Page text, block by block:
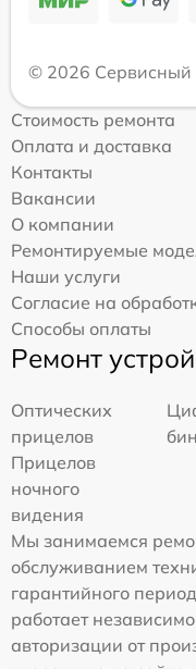
© 2026 Сервисный
Стоимость ремонта
Оплата и доставка
Контакты
Вакансии
О компании
Ремонтируемые
Наши услуги
Согласие на
Способы оплаты
Ремонт
Оптических
прицелов
Прицелов
ночного
видения
Мы занимаемся
обслуживанием
гарантийного
работает
авторизации от